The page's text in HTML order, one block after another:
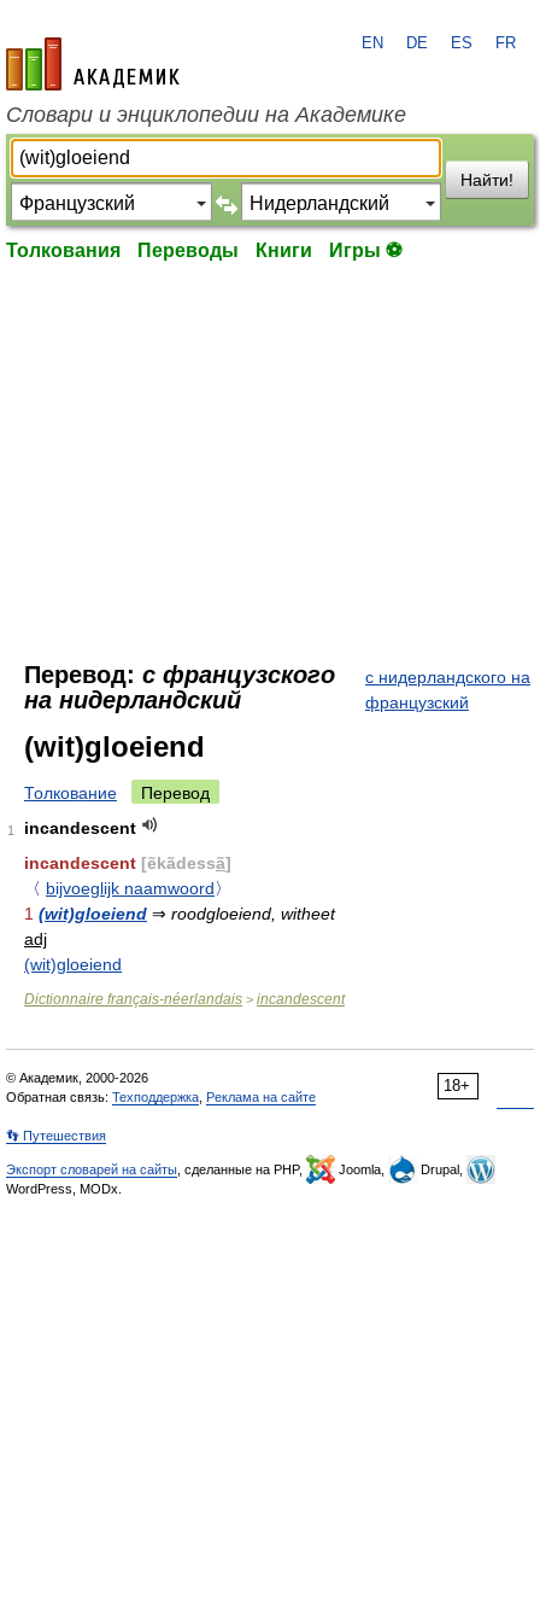
academic.ru
EN DE ES FR
Словари и энциклопедии на Академике
Найти!
Толкования Переводы Книги Игры ⚽
Перевод: с французского
на нидерландский
с нидерландского на
французский
(wit)gloeiend
Толкование Перевод
1
incandescent
incandescent [ẽkãdessã]
〈 bijvoeglijk naamwoord〉
1 (wit)gloeiend ⇒ roodgloeiend, witheet
adj
(wit)gloeiend
Dictionnaire français-néerlandais > incandescent
18+
© Академик, 2000-2026
Обратная связь: Техподдержка Реклама на сайте
👣 Путешествия
Экспорт словарей на сайты , сделанные на PHP, Joomla,
Drupal,
WordPress, MODx.